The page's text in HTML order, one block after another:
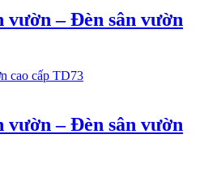
vườn – Đèn sân vườn
vườn – Đèn sân vườn